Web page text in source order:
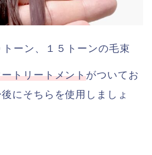
ーン、１５トーンの毛束
トリートメントがついてお
にそちらを使用しましょ